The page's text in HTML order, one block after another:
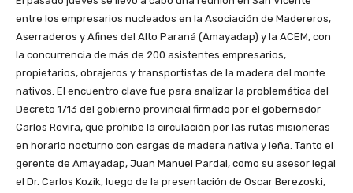
entre los empresarios nucleados en la Asociación de Madereros,
Aserraderos y Afines del Alto Paraná (Amayadap) y la ACEM, con
la concurrencia de más de 200 asistentes empresarios,
propietarios, obrajeros y transportistas de la madera del monte
nativos. El encuentro clave fue para analizar la problemática del
Decreto 1713 del gobierno provincial firmado por el gobernador
Carlos Rovira, que prohibe la circulación por las rutas misioneras
en horario nocturno con cargas de madera nativa y leña. Tanto el
gerente de Amayadap, Juan Manuel Pardal, como su asesor legal
el Dr. Carlos Kozik, luego de la presentación de Oscar Berezoski,